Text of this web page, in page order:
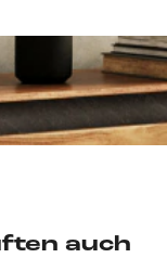
auch